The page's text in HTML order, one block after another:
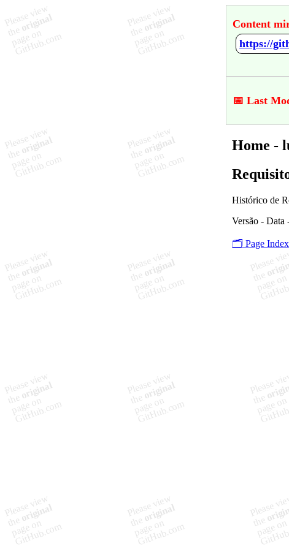
Content
https://
📅 Last
Home -
Histórico de
Versão - Data
🗂️ Page